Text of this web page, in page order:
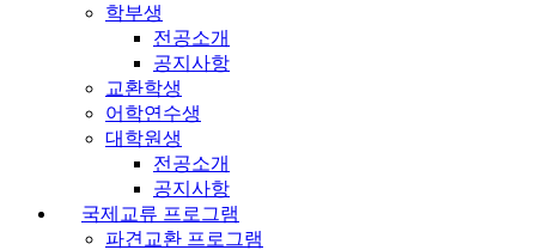
학부생
전공소개
공지사항
교환학생
어학연수생
대학원생
전공소개
공지사항
국제교류 프로그램
파견교환 프로그램